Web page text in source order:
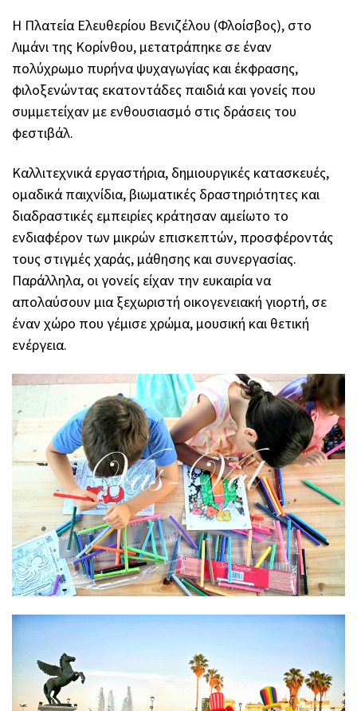
Η Πλατεία Ελευθερίου Βενιζέλου (Φλοίσβος), στο
Λιμάνι της Κορίνθου, μετατράπηκε σε έναν
πολύχρωμο πυρήνα ψυχαγωγίας και έκφρασης,
φιλοξενώντας εκατοντάδες παιδιά και γονείς που
συμμετείχαν με ενθουσιασμό στις δράσεις του
φεστιβάλ.
Καλλιτεχνικά εργαστήρια, δημιουργικές κατασκευές,
ομαδικά παιχνίδια, βιωματικές δραστηριότητες και
διαδραστικές εμπειρίες κράτησαν αμείωτο το
ενδιαφέρον των μικρών επισκεπτών, προσφέροντάς
τους στιγμές χαράς, μάθησης και συνεργασίας.
Παράλληλα, οι γονείς είχαν την ευκαιρία να
απολαύσουν μια ξεχωριστή οικογενειακή γιορτή, σε
έναν χώρο που γέμισε χρώμα, μουσική και θετική
ενέργεια.